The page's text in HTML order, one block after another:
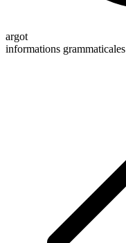
argot
informations grammaticales